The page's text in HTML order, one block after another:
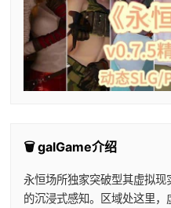
🗑️ galGame介绍
永恒场所独家突破型其虚拟
的沉浸式感知。区域处这里